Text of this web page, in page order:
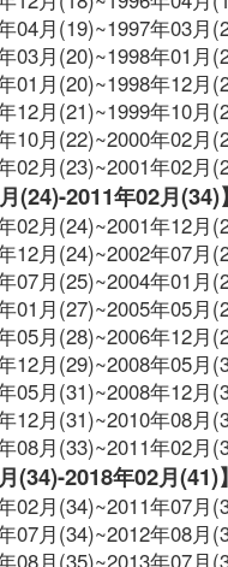
04月(19)~1997年03月
03月(20)~1998年01月
01月(20)~1998年12月
12月(21)~1999年10月
10月(22)~2000年02月
02月(23)~2001年02月
(24)-2011年02月(34)
02月(24)~2001年12月
12月(24)~2002年07月
07月(25)~2004年01月
01月(27)~2005年05月
05月(28)~2006年12月
12月(29)~2008年05月
05月(31)~2008年12月
12月(31)~2010年08月
08月(33)~2011年02月
(34)-2018年02月(41)
02月(34)~2011年07月
07月(34)~2012年08月
08月(35)~2013年07月